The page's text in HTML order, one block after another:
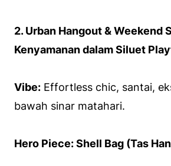
2. Urban Hangout & Weekend
Kenyamanan dalam Siluet
Vibe: Effortless chic, santai,
bawah sinar matahari.
Hero Piece: Shell Bag (Tas